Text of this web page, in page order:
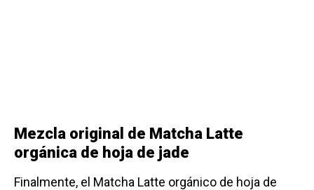
Mezcla original de Matcha Latte
orgánica de hoja de jade
Finalmente, el Matcha Latte orgánico de hoja de